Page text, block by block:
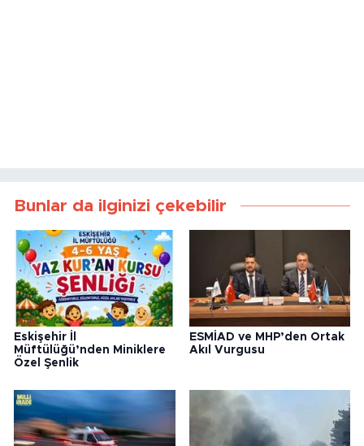
Bunlar da ilginizi çekebilir
Eskişehir İl
Müftülüğü’nden Miniklere
Özel Şenlik
ESMİAD ve MHP’den Ortak
Akıl Vurgusu